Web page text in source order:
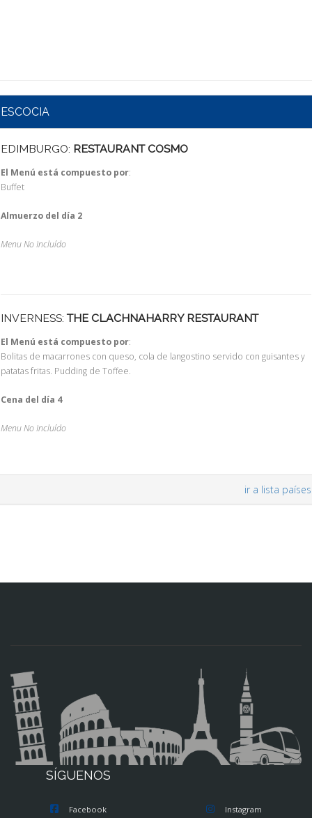
ESCOCIA
EDIMBURGO: RESTAURANT COSMO
El Menú está compuesto por:
Buffet
Almuerzo del día 2
Menu No Incluído
INVERNESS:THE CLACHNAHARRY RESTAURANT
El Menú está compuesto por:
Bolitas de macarrones con queso, cola de langostino servido con guisantes y
patatas fritas. Pudding de Toffee.
Cena del día 4
Menu No Incluído
ir a lista países
SÍGUENOS
Facebook Instagram